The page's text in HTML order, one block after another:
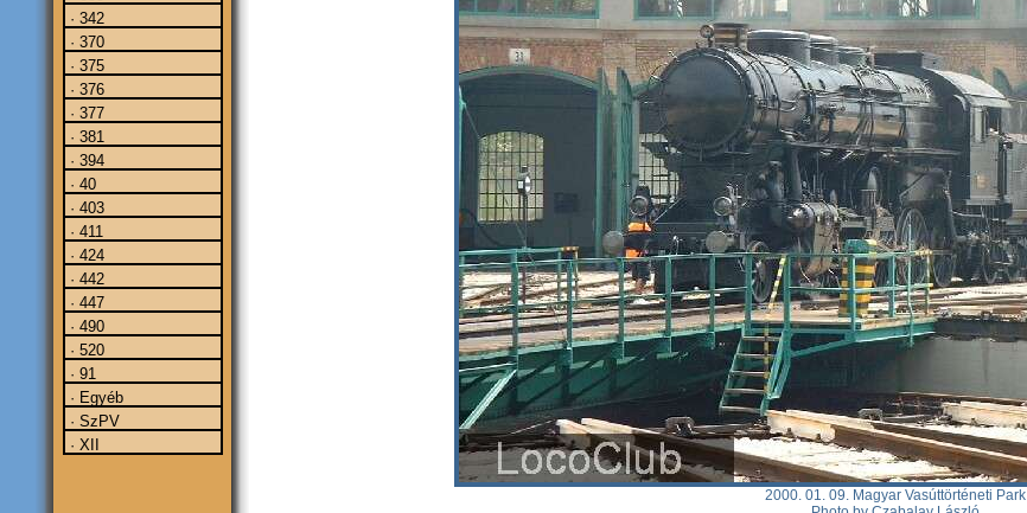
· 342
· 370
· 375
· 376
· 377
· 381
· 394
· 40
· 403
· 411
· 424
· 442
· 447
· 490
· 520
· 91
· Egyéb
· SzPV
· XII
2000. 01. 09. Magyar Vasúttörténeti Park